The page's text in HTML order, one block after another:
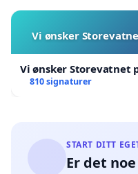
Vi ønsker
Vi ønsker Storevatnet
810 signaturer
START DITT
Er det